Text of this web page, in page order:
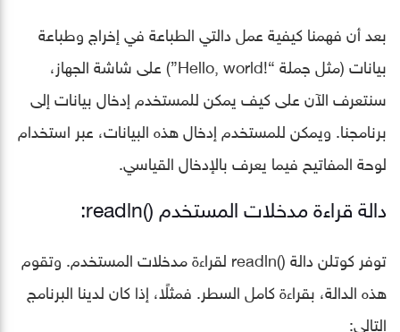
بعد أن فهمنا كيفية عمل دالتي الطباعة في إخراج وطباعة
بيانات (مثل جملة “!Hello, world”) على شاشة الجهاز،
سنتعرف الآن على كيف يمكن للمستخدم إدخال بيانات إلى
برنامجنا. ويمكن للمستخدم إدخال هذه البيانات، عبر استخدام
لوحة المفاتيح فيما يعرف بالإدخال القياسي.
دالة قراءة مدخلات المستخدم ()readln:
توفر كوتلن دالة ()readln لقراءة مدخلات المستخدم. وتقوم
هذه الدالة، بقراءة كامل السطر. فمثلًا، إذا كان لدينا البرنامج
التالي: